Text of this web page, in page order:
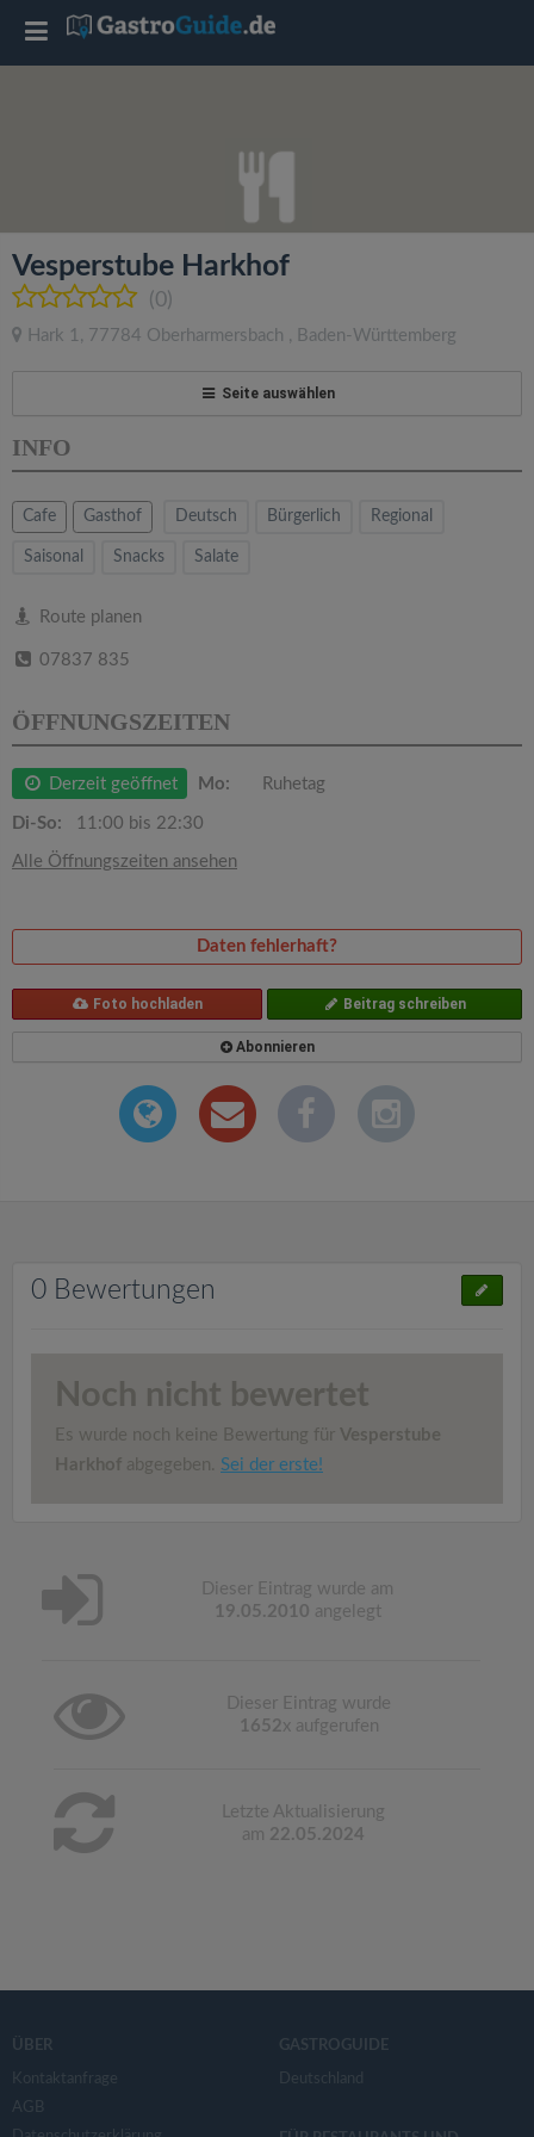
Vesperstube Harkhof
(0)
Hark 1 , 77784 Oberharmersbach , Baden-Württemberg
Seite auswählen
INFO
Cafe Gasthof Deutsch Bürgerlich Regional
Saisonal Snacks Salate
Route planen
07837 835
ÖFFNUNGSZEITEN
Derzeit geöffnet Mo: Ruhetag
Di-So: 11:00 bis 22:30
Alle Öffnungszeiten ansehen
Daten fehlerhaft?
Foto hochladen Beitrag schreiben
Abonnieren
0 Bewertungen
Noch nicht bewertet
Es wurde noch keine Bewertung für Vesperstube
Harkhof abgegeben. Sei der erste!
Dieser Eintrag wurde am
19.05.2010 angelegt
Dieser Eintrag wurde
1652x aufgerufen
Letzte Aktualisierung
am 22.05.2024
ÜBER
Kontaktanfrage
AGB
GASTROGUIDE
Deutschland
T
l
e
a
v
g
a
t
i